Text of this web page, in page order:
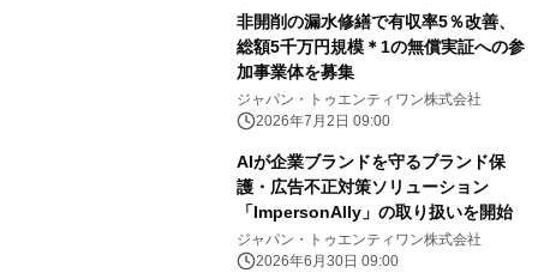
非開削の漏水修繕で有収率5％改善、
総額5千万円規模＊1の無償実証への参
加事業体を募集
ジャパン・トゥエンティワン株式会社
2026年7月2日 09:00
AIが企業ブランドを守るブランド保
護・広告不正対策ソリューション
「ImpersonAlly」の取り扱いを開始
ジャパン・トゥエンティワン株式会社
2026年6月30日 09:00